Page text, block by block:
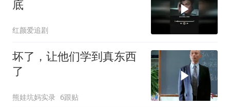
底
红颜爱追剧
坏了，让他们学到真东西
了
熊娃坑妈实录 6跟贴